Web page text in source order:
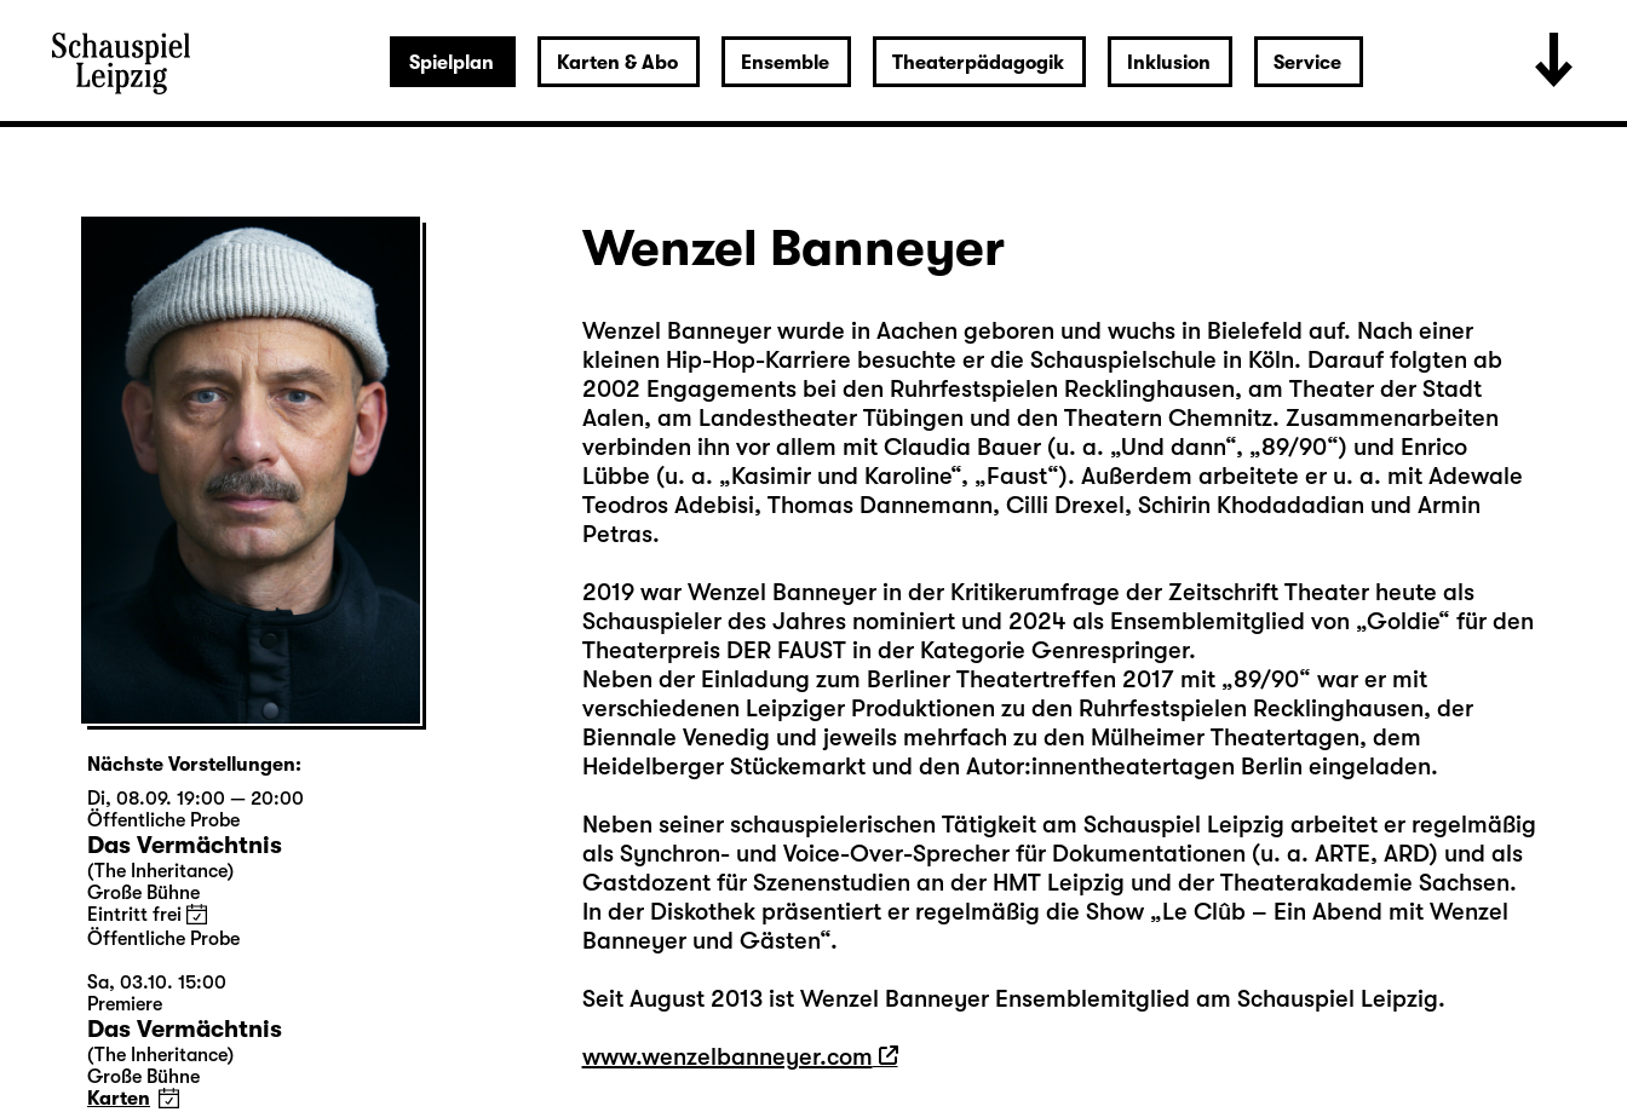
Spielplan Karten & Abo Ensemble Theaterpädagogik Inklusion Service
Wenzel Banneyer
Wenzel Banneyer wurde in Aachen geboren und wuchs in Bielefeld auf. Nach einer
kleinen Hip-Hop-Karriere besuchte er die Schauspielschule in Köln. Darauf folgten ab
2002 Engagements bei den Ruhrfestspielen Recklinghausen, am Theater der Stadt
Aalen, am Landestheater Tübingen und den Theatern Chemnitz. Zusammenarbeiten
verbinden ihn vor allem mit Claudia Bauer (u. a. „Und dann“, „89/90“) und Enrico
Lübbe (u. a. „Kasimir und Karoline“, „Faust“). Außerdem arbeitete er u. a. mit Adewale
Teodros Adebisi, Thomas Dannemann, Cilli Drexel, Schirin Khodadadian und Armin
Petras.
2019 war Wenzel Banneyer in der Kritikerumfrage der Zeitschrift Theater heute als
Schauspieler des Jahres nominiert und 2024 als Ensemblemitglied von „Goldie“ für den
Theaterpreis DER FAUST in der Kategorie Genrespringer.
Neben der Einladung zum Berliner Theatertreffen 2017 mit „89/90“ war er mit
verschiedenen Leipziger Produktionen zu den Ruhrfestspielen Recklinghausen, der
Biennale Venedig und jeweils mehrfach zu den Mülheimer Theatertagen, dem
Heidelberger Stückemarkt und den Autor:innentheatertagen Berlin eingeladen.
Neben seiner schauspielerischen Tätigkeit am Schauspiel Leipzig arbeitet er regelmäßig
als Synchron- und Voice-Over-Sprecher für Dokumentationen (u. a. ARTE, ARD) und als
Gastdozent für Szenenstudien an der HMT Leipzig und der Theaterakademie Sachsen.
In der Diskothek präsentiert er regelmäßig die Show „Le Clûb – Ein Abend mit Wenzel
Banneyer und Gästen“.
Seit August 2013 ist Wenzel Banneyer Ensemblemitglied am Schauspiel Leipzig.
www.wenzelbanneyer.com
Nächste Vorstellungen:
Di, 08.09. 19:00 — 20:00
Öffentliche Probe
Das Vermächtnis
(The Inheritance)
Große Bühne
Eintritt frei
Öffentliche Probe
Sa, 03.10. 15:00
Premiere
Das Vermächtnis
(The Inheritance)
Große Bühne
Karten